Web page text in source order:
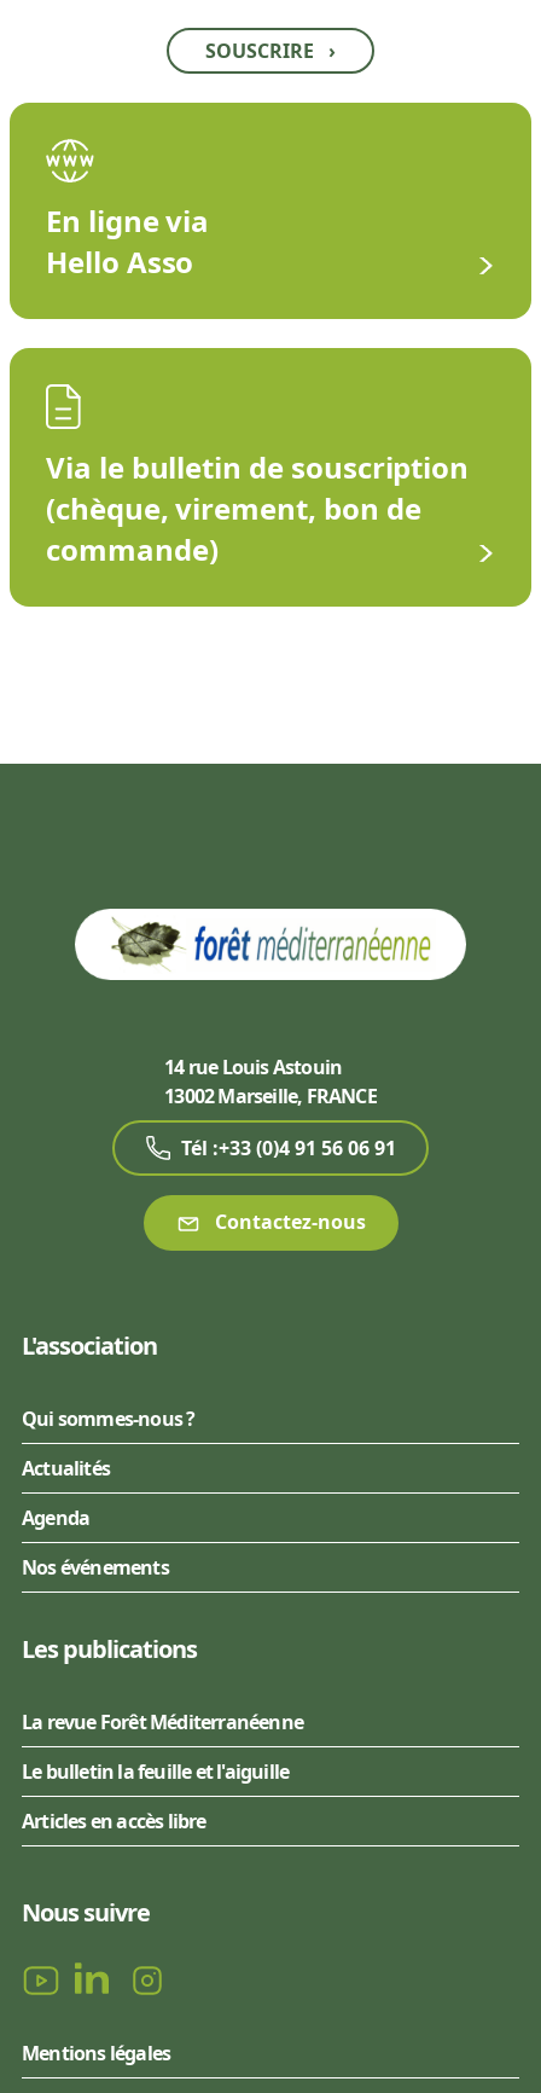
SOUSCRIRE ›
En ligne via
Hello Asso
Via le bulletin de souscription
(chèque, virement, bon de
commande)
14 rue Louis Astouin
13002 Marseille, FRANCE
Tél :+33 (0)4 91 56 06 91
Contactez-nous
L'association
Qui sommes-nous ?
Actualités
Agenda
Nos événements
Les publications
La revue Forêt Méditerranéenne
Le bulletin la feuille et l'aiguille
Articles en accès libre
Nous suivre
Mentions légales